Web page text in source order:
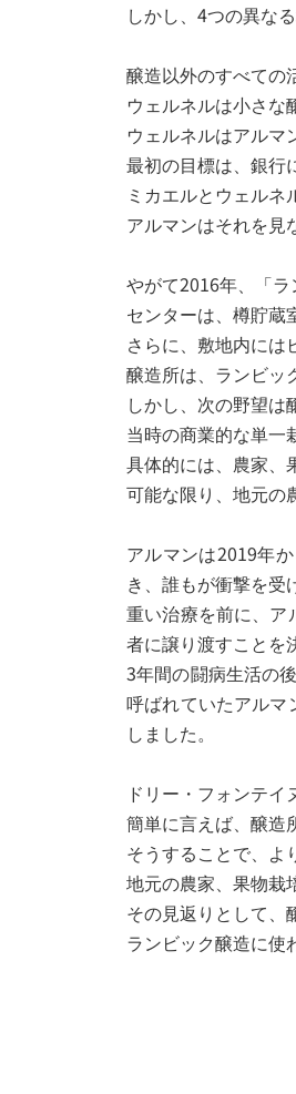
しかし、4つの異な
醸造以外のすべての
ウェルネルは小さな
ウェルネルはアルマ
最初の目標は、銀行
ミカエルとウェル
アルマンはそれを見
やがて2016年、「
センターは、樽貯蔵
さらに、敷地内には
醸造所は、ランビッ
しかし、次の野望は
当時の商業的な単一
具体的には、農家、
可能な限り、地元の
アルマンは2019年
き、誰もが衝撃を受
重い治療を前に、ア
者に譲り渡すことを
3年間の闘病生活の
呼ばれていたアル
しました。
ドリー・フォンテイ
簡単に言えば、醸造
そうすることで、よ
地元の農家、果物栽
その見返りとして、
ランビック醸造に使